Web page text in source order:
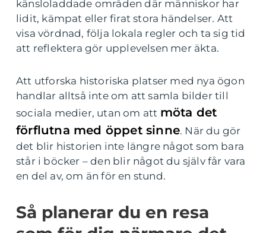
känsloladdade områden där människor har
lidit, kämpat eller firat stora händelser. Att
visa vördnad, följa lokala regler och ta sig tid
att reflektera gör upplevelsen mer äkta.
Att utforska historiska platser med nya ögon
handlar alltså inte om att samla bilder till
sociala medier, utan om att möta det
förflutna med öppet sinne. När du gör
det blir historien inte längre något som bara
står i böcker – den blir något du själv får vara
en del av, om än för en stund.
Så planerar du en resa